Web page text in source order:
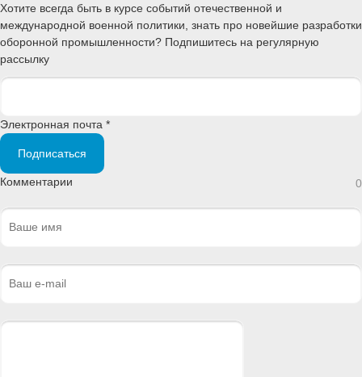
Хотите всегда быть в курсе событий отечественной и
международной военной политики, знать про новейшие разработки
оборонной промышленности? Подпишитесь на регулярную
рассылку
Электронная почта *
Подписаться
Комментарии 0